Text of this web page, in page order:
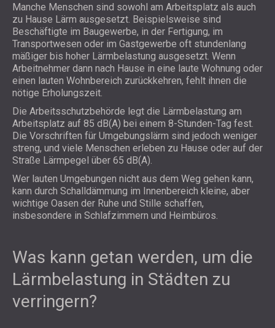
Manche Menschen sind sowohl am Arbeitsplatz als auch
zu Hause Lärm ausgesetzt. Beispielsweise sind
Beschäftigte im Baugewerbe, in der Fertigung, im
Transportwesen oder im Gastgewerbe oft stundenlang
mäßiger bis hoher Lärmbelastung ausgesetzt. Wenn
Arbeitnehmer dann nach Hause in eine laute Wohnung oder
einen lauten Wohnbereich zurückkehren, fehlt ihnen die
nötige Erholungszeit.
Die Arbeitsschutzbehörde legt die Lärmbelastung am
Arbeitsplatz auf 85 dB(A) bei einem 8-Stunden-Tag fest.
Die Vorschriften für Umgebungslärm sind jedoch weniger
streng, und viele Menschen erleben zu Hause oder auf der
Straße Lärmpegel über 65 dB(A).
Wer lauten Umgebungen nicht aus dem Weg gehen kann,
kann durch Schalldämmung im Innenbereich kleine, aber
wichtige Oasen der Ruhe und Stille schaffen,
insbesondere in Schlafzimmern und Heimbüros.
Was kann getan werden, um die
Lärmbelastung in Städten zu
verringern?